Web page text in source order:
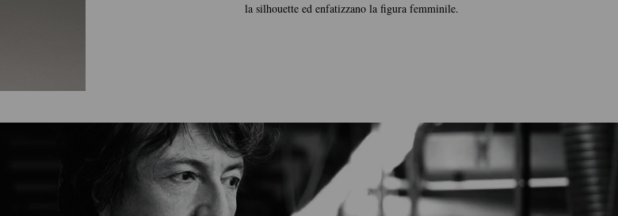
la silhouette ed enfatizzano la figura femminile.